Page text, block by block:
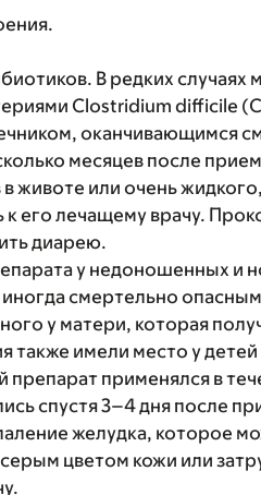
В редких случаях
Clostridium difficile
оканчивающимся
месяцев после
животе или очень
его лечащему врачу.
диарею.
у недоношенных и
смертельно
у матери, которая
имели место у детей
препарат применялся в
спустя 3–4 дня после
желудка, которое
цветом кожи или